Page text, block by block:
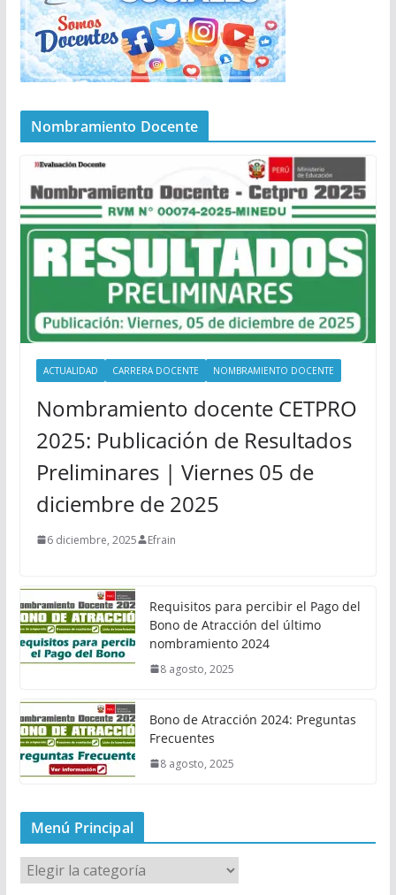
Nombramiento Docente
ACTUALIDAD CARRERA DOCENTE NOMBRAMIENTO DOCENTE
Nombramiento docente CETPRO
2025: Publicación de Resultados
Preliminares | Viernes 05 de
diciembre de 2025
6 diciembre, 2025 Efrain
Requisitos para percibir el Pago del
Bono de Atracción del último
nombramiento 2024
8 agosto, 2025
Bono de Atracción 2024: Preguntas
Frecuentes
8 agosto, 2025
Menú Principal
M
e